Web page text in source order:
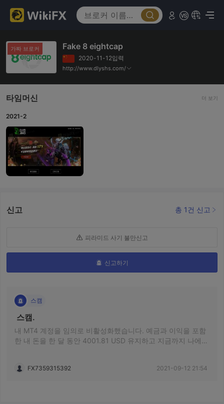
가짜 브로커 Fake 8 eightcap
2020-11-12입력
http://www.dlyshs.com/
타임머신 더 보기
2021-2
신고 총 1건 신고
피라미드 사기 불만신고
신고하기
스캠
내 MT4 계정을 임의로 비활성화했습니다. 예금과 이익을 포함
한 내 돈을 한 달 동안 4001.81 USD 유지하고 지금까지 나에게
래를 하지 않은 경우에도)와 HEDGING을 거래하도록 저를 비난
FX7359315392 2021-09-12 21:54